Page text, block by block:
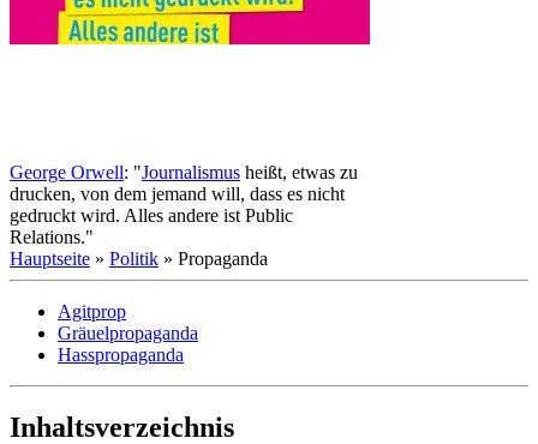
George Orwell: "Journalismus heißt, etwas zu
drucken, von dem jemand will, dass es nicht
gedruckt wird. Alles andere ist Public
Relations."
Hauptseite » Politik » Propaganda
Agitprop
Gräuelpropaganda
Hasspropaganda
Inhaltsverzeichnis